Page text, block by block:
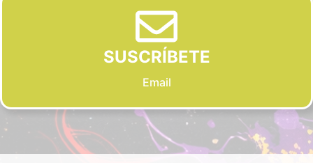
SUSCRÍBETE
Email